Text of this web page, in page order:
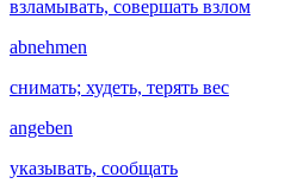
взламывать, совершать взлом
abnehmen
снимать; худеть, терять вес
angeben
указывать, сообщать